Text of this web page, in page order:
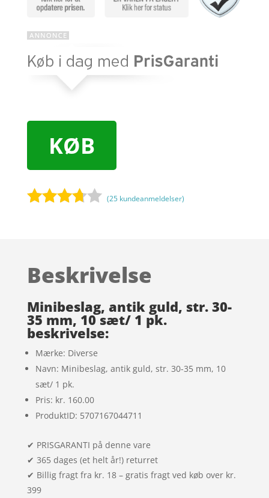
KØB
baseret
kundebe
dømmel
ser
(25 kundeanmeldelser)
Beskrivelse
Minibeslag, antik guld, str. 30-
35 mm, 10 sæt/ 1 pk.
beskrivelse:
Mærke: Diverse
Navn: Minibeslag, antik guld, str. 30-35 mm, 10
sæt/ 1 pk.
Pris: kr. 160.00
ProduktID: 5707167044711
✔ PRISGARANTI på denne vare
✔ 365 dages (et helt år!) returret
✔ Billig fragt fra kr. 18 – gratis fragt ved køb over kr.
399